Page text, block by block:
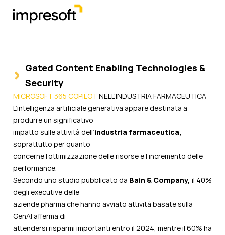
Gated Content Enabling Technologies &
Security
MICROSOFT 365 COPILOT NELL'INDUSTRIA FARMACEUTICA
L’intelligenza artificiale generativa appare destinata a
produrre un significativo
impatto sulle attività dell’industria farmaceutica,
soprattutto per quanto
concerne l’ottimizzazione delle risorse e l’incremento delle
performance.
Secondo uno studio pubblicato da Bain & Company, il 40%
degli executive delle
aziende pharma che hanno avviato attività basate sulla
GenAI afferma di
attendersi risparmi importanti entro il 2024, mentre il 60% ha